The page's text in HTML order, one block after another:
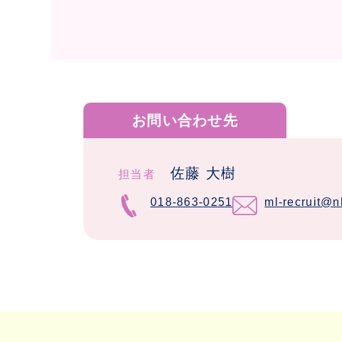
お問い合わせ先
担当者 佐藤 大樹
018-863-0251 ml-